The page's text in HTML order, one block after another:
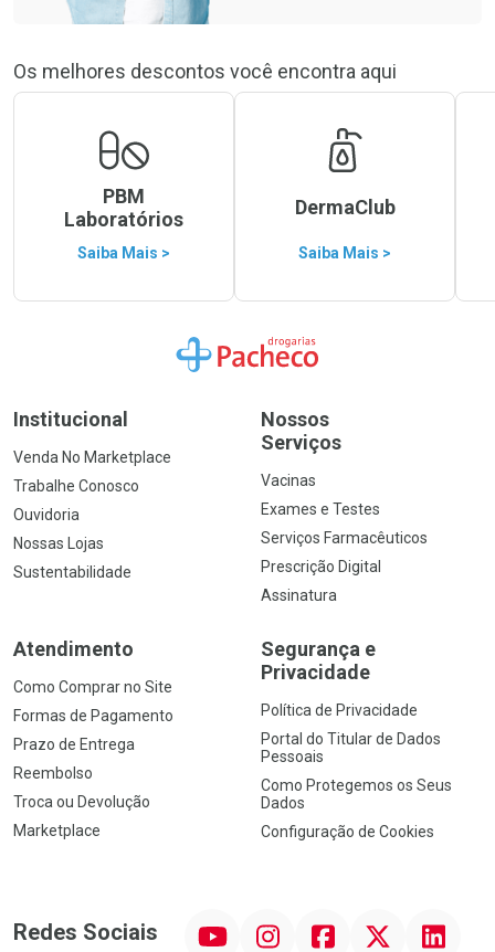
Os melhores descontos você encontra aqui
PBM
Laboratórios
Saiba Mais >
DermaClub
Saiba Mais >
Ir para a Home
Institucional
Venda No Marketplace
Trabalhe Conosco
Ouvidoria
Nossas Lojas
Sustentabilidade
Nossos
Serviços
Vacinas
Exames e Testes
Serviços Farmacêuticos
Prescrição Digital
Assinatura
Atendimento
Como Comprar no Site
Formas de Pagamento
Prazo de Entrega
Reembolso
Troca ou Devolução
Marketplace
Segurança e
Privacidade
Política de Privacidade
Portal do Titular de Dados
Pessoais
Como Protegemos os Seus
Dados
Configuração de Cookies
Redes Sociais InstagramFacebookTwitter Linkedin